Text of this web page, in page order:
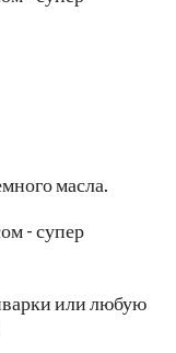
масла.
или любую